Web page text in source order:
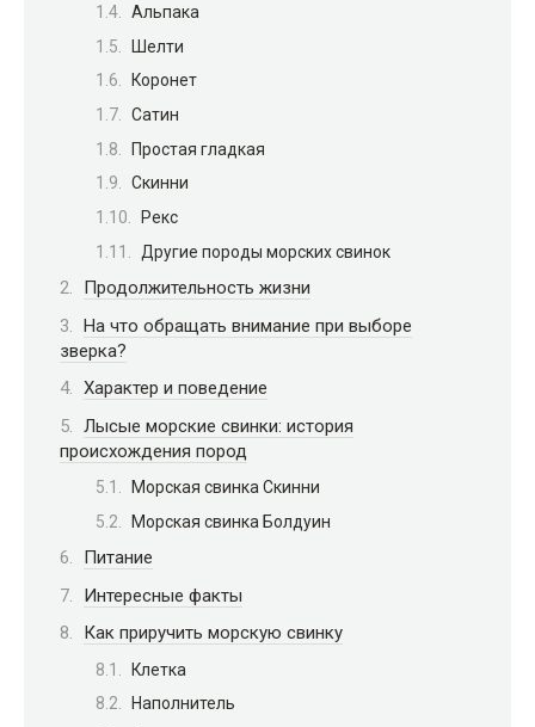
Альпака
Шелти
Коронет
Сатин
Простая гладкая
Скинни
Рекс
Другие породы морских свинок
Продолжительность жизни
На что обращать внимание при выборе
зверка?
Характер и поведение
Лысые морские свинки: история
происхождения пород
Морская свинка Скинни
Морская свинка Болдуин
Питание
Интересные факты
Как приручить морскую свинку
Клетка
Наполнитель